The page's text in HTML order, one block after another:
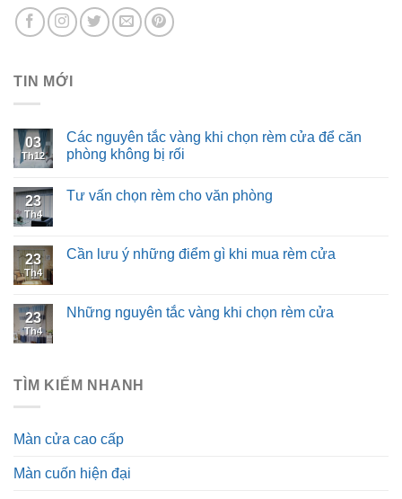
TIN MỚI
03
Th12
Các nguyên tắc vàng khi chọn rèm cửa để căn
phòng không bị rối
23
Th4
Tư vấn chọn rèm cho văn phòng
23
Th4
Cần lưu ý những điểm gì khi mua rèm cửa
23
Th4
Những nguyên tắc vàng khi chọn rèm cửa
TÌM KIẾM NHANH
Màn cửa cao cấp
Màn cuốn hiện đại